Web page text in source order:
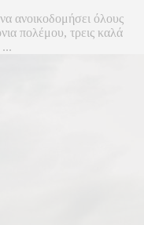
ανοικοδομήσει όλους
πολέμου, τρεις καλά
...